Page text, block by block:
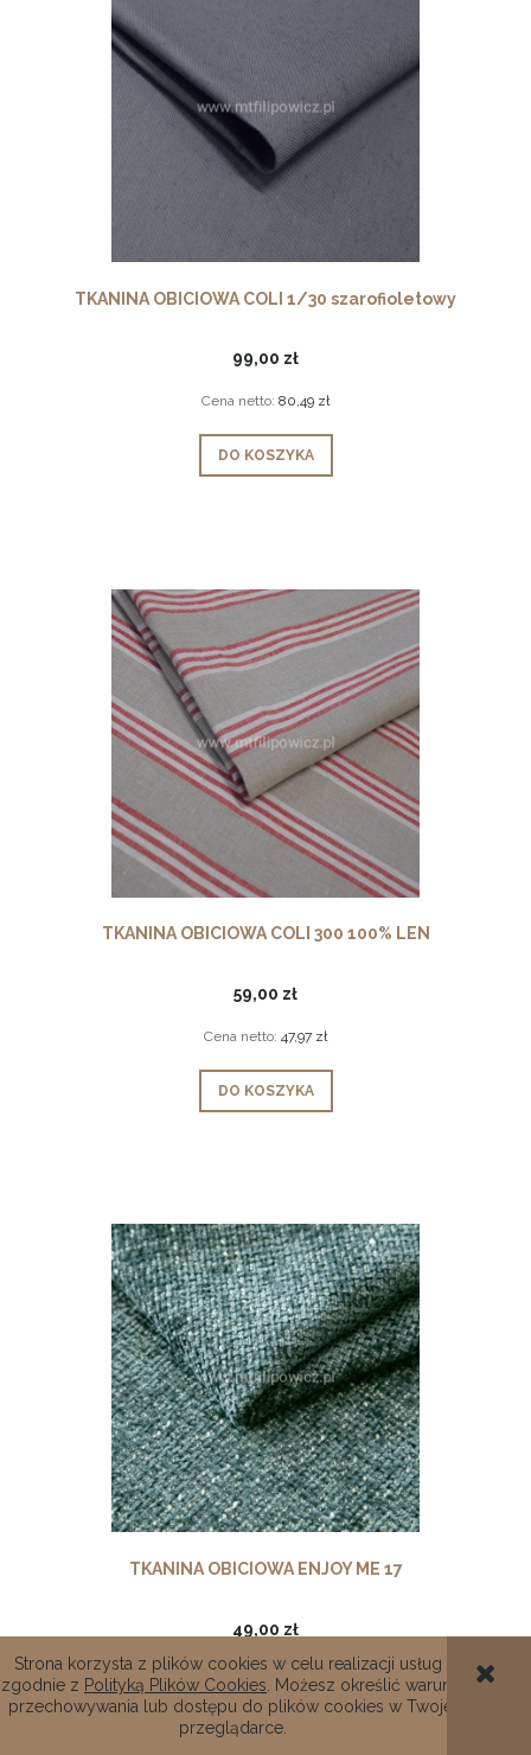
Strona korzysta z plików cookies w celu realizacji usług i
zgodnie z Polityką Plików Cookies . Możesz określić warunki
przechowywania lub dostępu do plików cookies w Twojej
przeglądarce.
TKANINA OBICIOWA COLI 1/30 szarofioletowy
99,00 zł
Cena netto: 80,49 zł
DO KOSZYKA
TKANINA OBICIOWA COLI 300 100% LEN
59,00 zł
Cena netto: 47,97 zł
DO KOSZYKA
TKANINA OBICIOWA ENJOY ME 17
49,00 zł
Cena netto:39,84 zł
DO KOSZYKA